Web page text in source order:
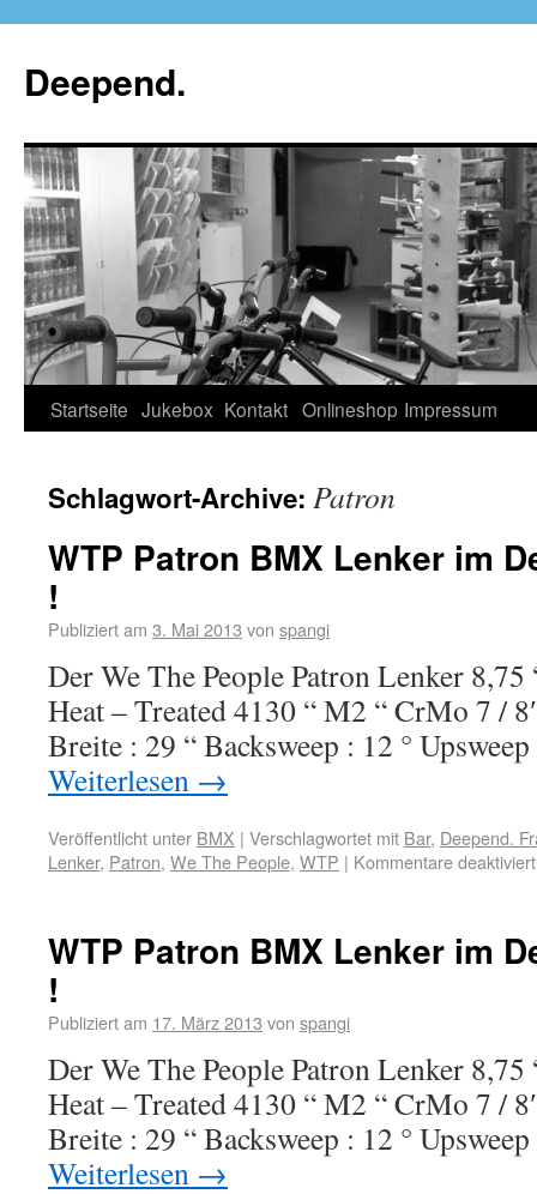
Deepend.
Startseite Jukebox Kontakt Onlineshop Impressum
Schlagwort-Archive: Patron
WTP Patron BMX Lenker im
!
Publiziert am 3. Mai 2013 von spangi
Der We The People Patron Lenker
Heat – Treated 4130 “ M2 “ CrMo 7 /
Breite : 29 “ Backsweep : 12 °
Weiterlesen →
Veröffentlicht unter BMX | Verschlagwortet mit Bar, Deepend.
Lenker, Patron, We The People, WTP | Kommentare deaktiviert
WTP Patron BMX Lenker im
!
Publiziert am 17. März 2013 von spangi
Der We The People Patron Lenker
Heat – Treated 4130 “ M2 “ CrMo 7 /
Breite : 29 “ Backsweep : 12 °
Weiterlesen →